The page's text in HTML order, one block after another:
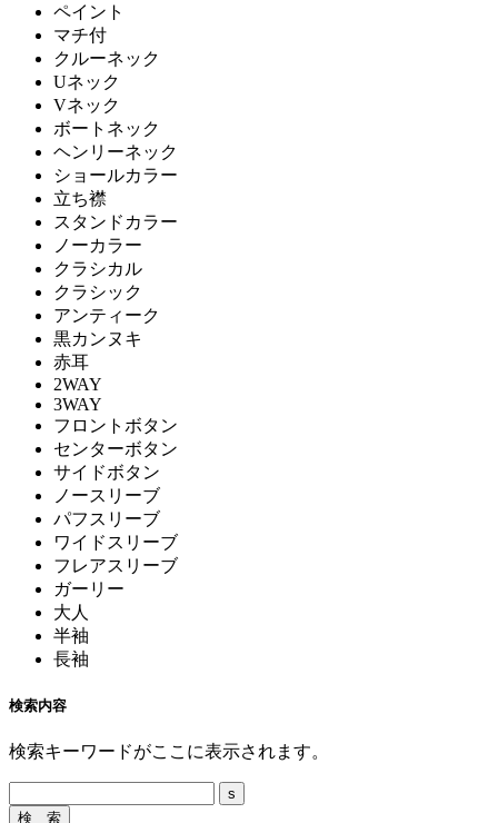
ペイント
マチ付
クルーネック
Uネック
Vネック
ボートネック
ヘンリーネック
ショールカラー
立ち襟
スタンドカラー
ノーカラー
クラシカル
クラシック
アンティーク
黒カンヌキ
赤耳
2WAY
3WAY
フロントボタン
センターボタン
サイドボタン
ノースリーブ
パフスリーブ
ワイドスリーブ
フレアスリーブ
ガーリー
大人
半袖
長袖
検索内容
検索キーワードがここに表示されます。